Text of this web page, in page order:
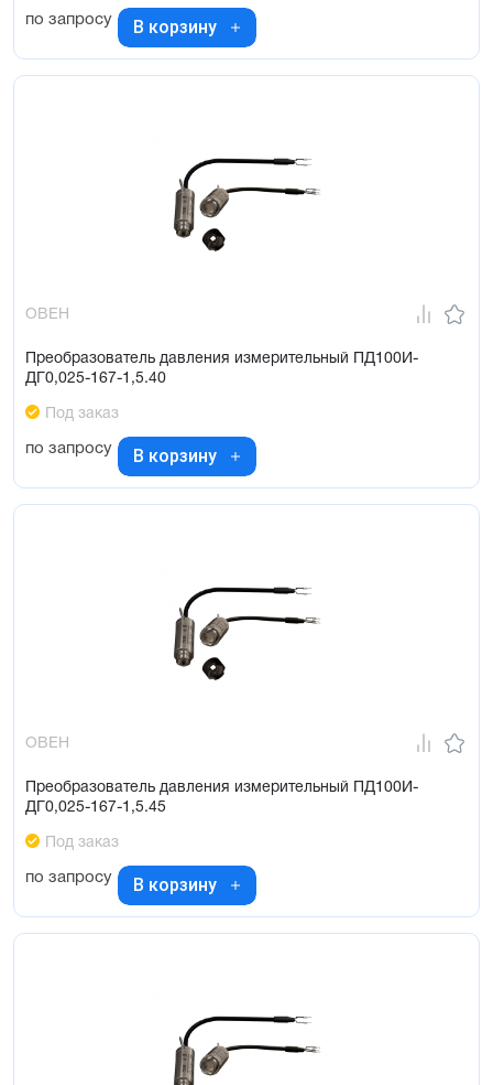
по запросу В корзину
ОВЕН
Преобразователь давления измерительный ПД100И-
ДГ0,025-167-1,5.40
Под заказ
по запросу В корзину
ОВЕН
Преобразователь давления измерительный ПД100И-
ДГ0,025-167-1,5.45
Под заказ
по запросу В корзину